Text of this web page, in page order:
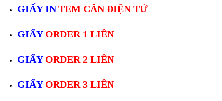
GIẤY INTEM CÂN ĐIỆN TỬ
GIẤY ORDER 1 LIÊN
GIẤY ORDER 2 LIÊN
GIẤYORDER 3 LIÊN